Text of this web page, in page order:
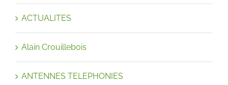
ACTUALITES
Alain Crouillebois
ANTENNES TELEPHONIES